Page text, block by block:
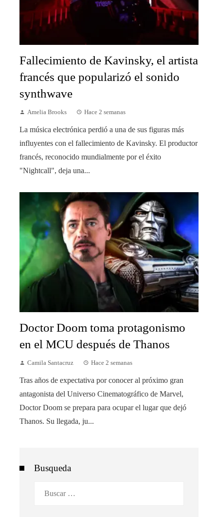
Fallecimiento de Kavinsky, el artista
francés que popularizó el sonido
synthwave
Amelia Brooks Hace 2 semanas
La música electrónica perdió a una de sus figuras más
influyentes con el fallecimiento de Kavinsky. El productor
francés, reconocido mundialmente por el éxito
"Nightcall", deja una...
Doctor Doom toma protagonismo
en el MCU después de Thanos
Camila Santacruz Hace 2 semanas
Tras años de expectativa por conocer al próximo gran
antagonista del Universo Cinematográfico de Marvel,
Doctor Doom se prepara para ocupar el lugar que dejó
Thanos. Su llegada, ju...
Busqueda